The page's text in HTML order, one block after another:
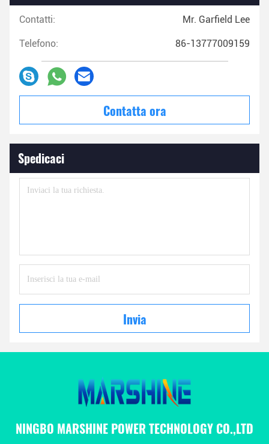
Contatti: Mr. Garfield Lee
Telefono: 86-13777009159
Contatta ora
Spedicaci
Invia
NINGBO MARSHINE POWER TECHNOLOGY CO.,LTD